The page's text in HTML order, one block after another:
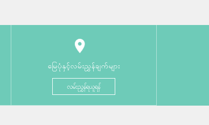
မြေပုံနှင့်လမ်းညွှန်ချက်များ
လမ်းညွှန်ရယူရန်